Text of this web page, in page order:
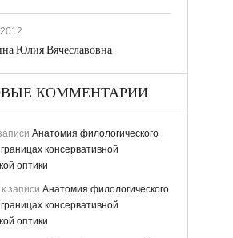
Юлия Вячеславовна
КОММЕНТАРИИ
Анатомия филологического
консервативной
оптики
к записи Анатомия филологического
консервативной
оптики